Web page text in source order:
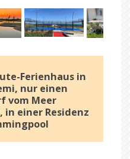
Ferienhaus in
nur einen
vom Meer
einer Residenz